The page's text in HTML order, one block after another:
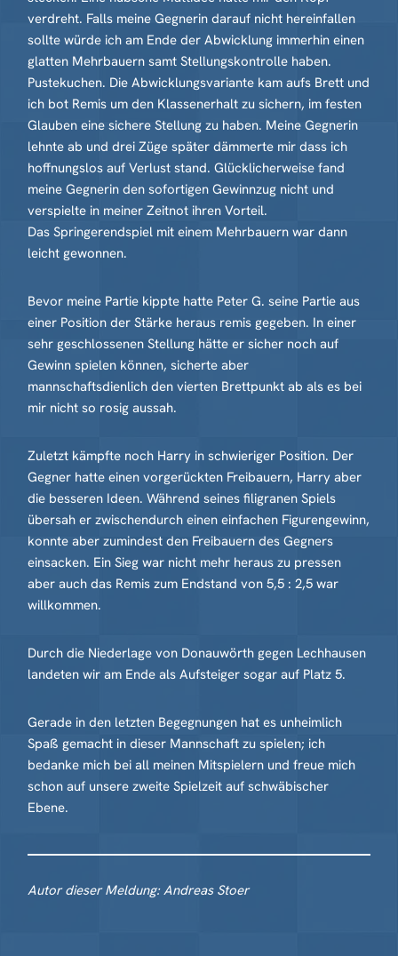
verdreht. Falls meine Gegnerin darauf nicht hereinfallen
sollte würde ich am Ende der Abwicklung immerhin einen
glatten Mehrbauern samt Stellungskontrolle haben.
Pustekuchen. Die Abwicklungsvariante kam aufs Brett und
ich bot Remis um den Klassenerhalt zu sichern, im festen
Glauben eine sichere Stellung zu haben. Meine Gegnerin
lehnte ab und drei Züge später dämmerte mir dass ich
hoffnungslos auf Verlust stand. Glücklicherweise fand
meine Gegnerin den sofortigen Gewinnzug nicht und
verspielte in meiner Zeitnot ihren Vorteil.
Das Springerendspiel mit einem Mehrbauern war dann
leicht gewonnen.
Bevor meine Partie kippte hatte Peter G. seine Partie aus
einer Position der Stärke heraus remis gegeben. In einer
sehr geschlossenen Stellung hätte er sicher noch auf
Gewinn spielen können, sicherte aber
mannschaftsdienlich den vierten Brettpunkt ab als es bei
mir nicht so rosig aussah.
Zuletzt kämpfte noch Harry in schwieriger Position. Der
Gegner hatte einen vorgerückten Freibauern, Harry aber
die besseren Ideen. Während seines filigranen Spiels
übersah er zwischendurch einen einfachen Figurengewinn,
konnte aber zumindest den Freibauern des Gegners
einsacken. Ein Sieg war nicht mehr heraus zu pressen
aber auch das Remis zum Endstand von 5,5 : 2,5 war
willkommen.
Durch die Niederlage von Donauwörth gegen Lechhausen
landeten wir am Ende als Aufsteiger sogar auf Platz 5.
Gerade in den letzten Begegnungen hat es unheimlich
Spaß gemacht in dieser Mannschaft zu spielen; ich
bedanke mich bei all meinen Mitspielern und freue mich
schon auf unsere zweite Spielzeit auf schwäbischer
Ebene.
Autor dieser Meldung: Andreas Stoer